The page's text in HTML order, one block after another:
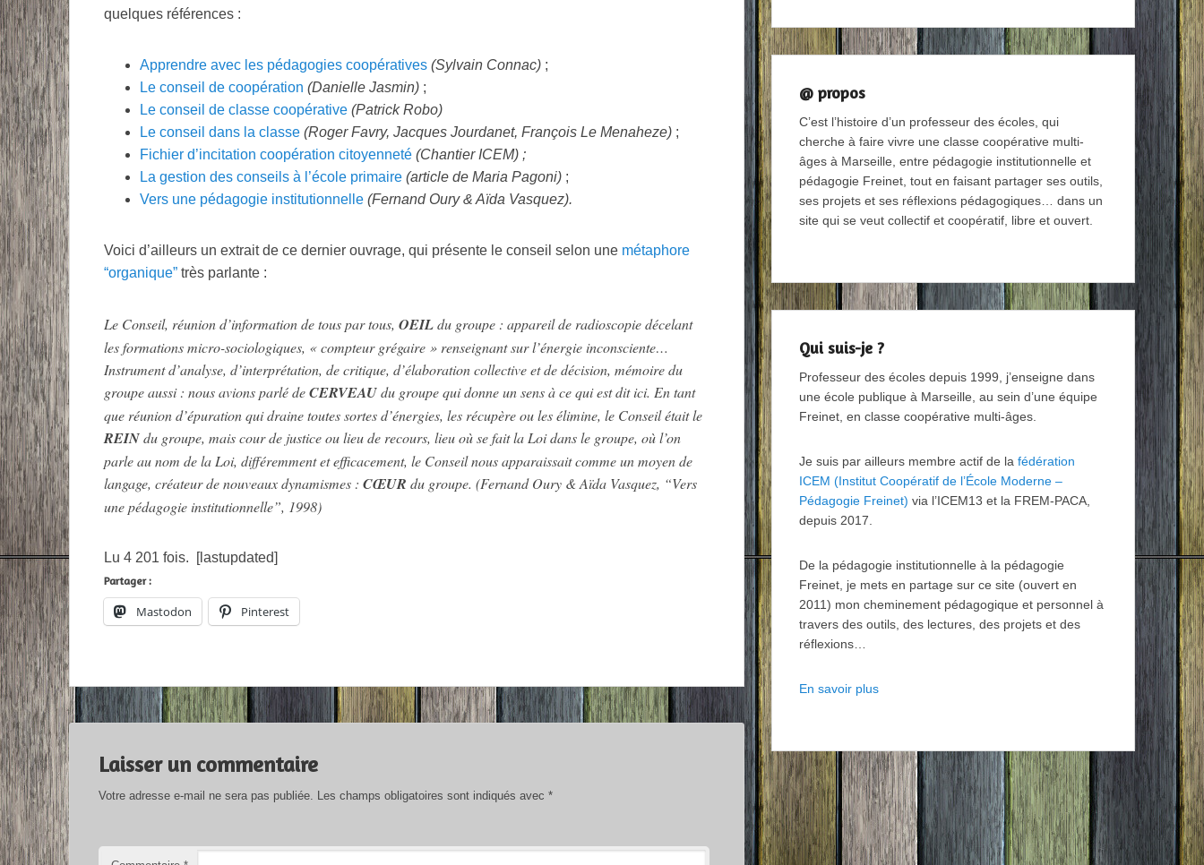
quelques références :
Apprendre avec les pédagogies coopératives (Sylvain Connac) ;
Le conseil de coopération (Danielle Jasmin) ;
Le conseil de classe coopérative (Patrick Robo)
Le conseil dans la classe (Roger Favry, Jacques Jourdanet, François Le Menaheze) ;
Fichier d’incitation coopération citoyenneté (Chantier ICEM) ;
La gestion des conseils à l’école primaire (article de Maria Pagoni) ;
Vers une pédagogie institutionnelle (Fernand Oury & Aïda Vasquez).
Voici d’ailleurs un extrait de ce dernier ouvrage, qui présente le conseil selon une métaphore
“organique” très parlante :
Le Conseil, réunion d’informa­tion de tous par tous, OEILdu groupe : appareil de radioscopie décelant
les formations micro-sociologiques, « compteur grégaire » renseignant sur l’énergie in­consciente…
Instrument d’analyse, d’in­terprétation, de critique, d’élaboration collective et de décision, mémoire du
groupe aussi : nous avions parlé deCERVEAUdu groupe qui donne un sens à ce qui est dit ici. En tant
que réunion d’é­puration qui draine toutes sortes d’éner­gies, les récupère ou les élimine, le Conseil était le
REINdu groupe, mais cour de justice ou lieu de recours, lieu où se fait la Loi dans le groupe, où l’on
parle au nom de la Loi, différemment et efficacement, le Conseil nous apparaissait comme un moyen de
langage, créateur de nouveaux dynamismes : CŒUR du groupe. (Fernand Oury & Aïda Vasquez, “Vers
une pédagogie institutionnelle”, 1998)
Lu 4 201 fois. [lastupdated]
Partager :
Mastodon Pinterest
Laisser un commentaire
Votre adresse e-mail ne sera pas publiée. Les champs obligatoires sont indiqués avec *
@ propos
C’est l’histoire d’un professeur des écoles, qui
cherche à faire vivre une classe coopérative multi-
âges à Marseille, entre pédagogie institutionnelle et
pédagogie Freinet, tout en faisant partager ses outils,
ses projets et ses réflexions pédagogiques… dans un
site qui se veut collectif et coopératif, libre et ouvert.
Qui suis-je ?
Professeur des écoles depuis 1999, j’enseigne dans
une école publique à Marseille, au sein d’une équipe
Freinet, en classe coopérative multi-âges.
Je suis par ailleurs membre actif de la fédération
ICEM (Institut Coopératif de l’École Moderne –
Pédagogie Freinet) via l’ICEM13 et la FREM-PACA,
depuis 2017.
De la pédagogie institutionnelle à la pédagogie
Freinet, je mets en partage sur ce site (ouvert en
2011) mon cheminement pédagogique et personnel à
travers des outils, des lectures, des projets et des
réflexions…
En savoir plus